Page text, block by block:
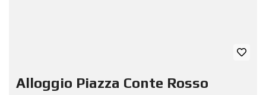
Alloggio Piazza Conte Rosso